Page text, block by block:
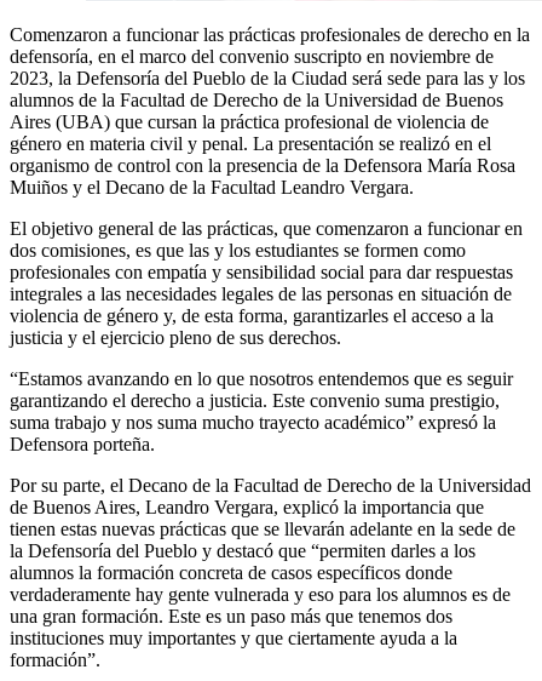
Comenzaron a funcionar las prácticas profesionales de derecho en la
defensoría, en el marco del convenio suscripto en noviembre de
2023, la Defensoría del Pueblo de la Ciudad será sede para las y los
alumnos de la Facultad de Derecho de la Universidad de Buenos
Aires (UBA) que cursan la práctica profesional de violencia de
género en materia civil y penal. La presentación se realizó en el
organismo de control con la presencia de la Defensora María Rosa
Muiños y el Decano de la Facultad Leandro Vergara.
El objetivo general de las prácticas, que comenzaron a funcionar en
dos comisiones, es que las y los estudiantes se formen como
profesionales con empatía y sensibilidad social para dar respuestas
integrales a las necesidades legales de las personas en situación de
violencia de género y, de esta forma, garantizarles el acceso a la
justicia y el ejercicio pleno de sus derechos.
“Estamos avanzando en lo que nosotros entendemos que es seguir
garantizando el derecho a justicia. Este convenio suma prestigio,
suma trabajo y nos suma mucho trayecto académico” expresó la
Defensora porteña.
Por su parte, el Decano de la Facultad de Derecho de la Universidad
de Buenos Aires, Leandro Vergara, explicó la importancia que
tienen estas nuevas prácticas que se llevarán adelante en la sede de
la Defensoría del Pueblo y destacó que “permiten darles a los
alumnos la formación concreta de casos específicos donde
verdaderamente hay gente vulnerada y eso para los alumnos es de
una gran formación. Este es un paso más que tenemos dos
instituciones muy importantes y que ciertamente ayuda a la
formación”.